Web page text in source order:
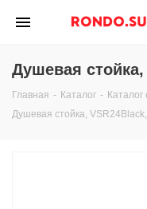
Душевая стойка,
Главная - Каталог -
Душевая стойка,